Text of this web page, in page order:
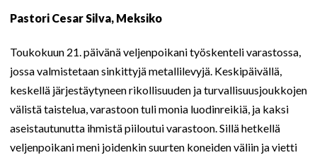
Pastori Cesar Silva, Meksiko
Toukokuun 21. päivänä veljenpoikani työskenteli varastossa,
jossa valmistetaan sinkittyjä metallilevyjä. Keskipäivällä,
keskellä järjestäytyneen rikollisuuden ja turvallisuusjoukkojen
välistä taistelua, varastoon tuli monia luodinreikiä, ja kaksi
aseistautunutta ihmistä piiloutui varastoon. Sillä hetkellä
veljenpoikani meni joidenkin suurten koneiden väliin ja vietti